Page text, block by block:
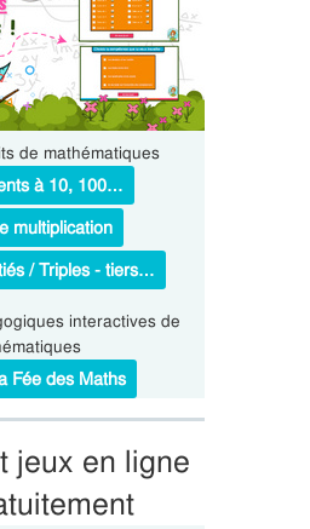
de mathématiques
à 10, 100…
multiplication
/ Triples - tiers…
interactives de
Fée des Maths
jeux en ligne